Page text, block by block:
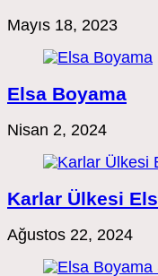
Mayıs 18, 2023
Elsa Boyama
Nisan 2, 2024
Karlar Ülkesi
Ağustos 22, 2024